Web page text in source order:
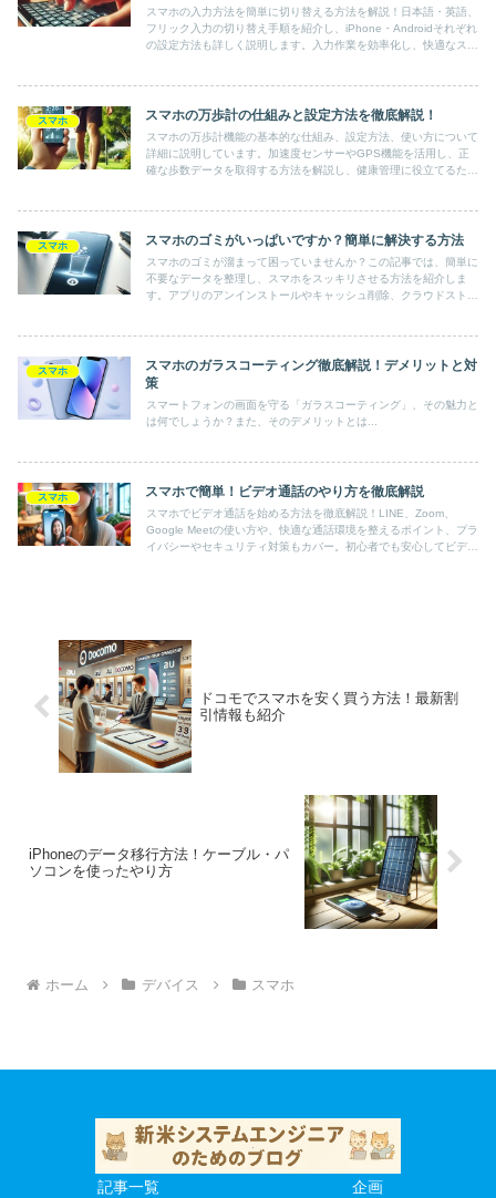
スマホの入力方法を簡単に切り替える方法を解説！日本語・英語、
フリック入力の切り替え手順を紹介し、iPhone・Androidそれぞれ
の設定方法も詳しく説明します。入力作業を効率化し、快適なスマ
スマホ スマホの万歩計の仕組みと設定方法を徹底解説！
スマホの万歩計機能の基本的な仕組み、設定方法、使い方について
詳細に説明しています。加速度センサーやGPS機能を活用し、正
確な歩数データを取得する方法を解説し、健康管理に役立てるため
スマホ スマホのゴミがいっぱいですか？簡単に解決する方法
スマホのゴミが溜まって困っていませんか？この記事では、簡単に
不要なデータを整理し、スマホをスッキリさせる方法を紹介しま
す。アプリのアンインストールやキャッシュ削除、クラウドストレ
スマホ
スマホのガラスコーティング徹底解説！デメリットと対
策
スマートフォンの画面を守る「ガラスコーティング」、その魅力と
は何でしょうか？また、そのデメリットとは...
スマホ スマホで簡単！ビデオ通話のやり方を徹底解説
スマホでビデオ通話を始める方法を徹底解説！LINE、Zoom、
Google Meetの使い方や、快適な通話環境を整えるポイント、プラ
イバシーやセキュリティ対策もカバー。初心者でも安心してビデオ
ドコモでスマホを安く買う方法！最新割
引情報も紹介
iPhoneのデータ移行方法！ケーブル・パ
ソコンを使ったやり方
ホーム デバイス スマホ
記事一覧 企画